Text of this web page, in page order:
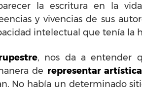
la escritura en la
y vivencias de sus
intelectual que tenía la
, nos da a entender
de representar
No había un determinado